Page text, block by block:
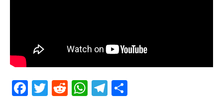
Facebook
Twitter
RedditWhatsApp
Telegram